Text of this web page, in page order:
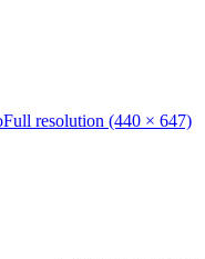
Full resolution (440 × 647)